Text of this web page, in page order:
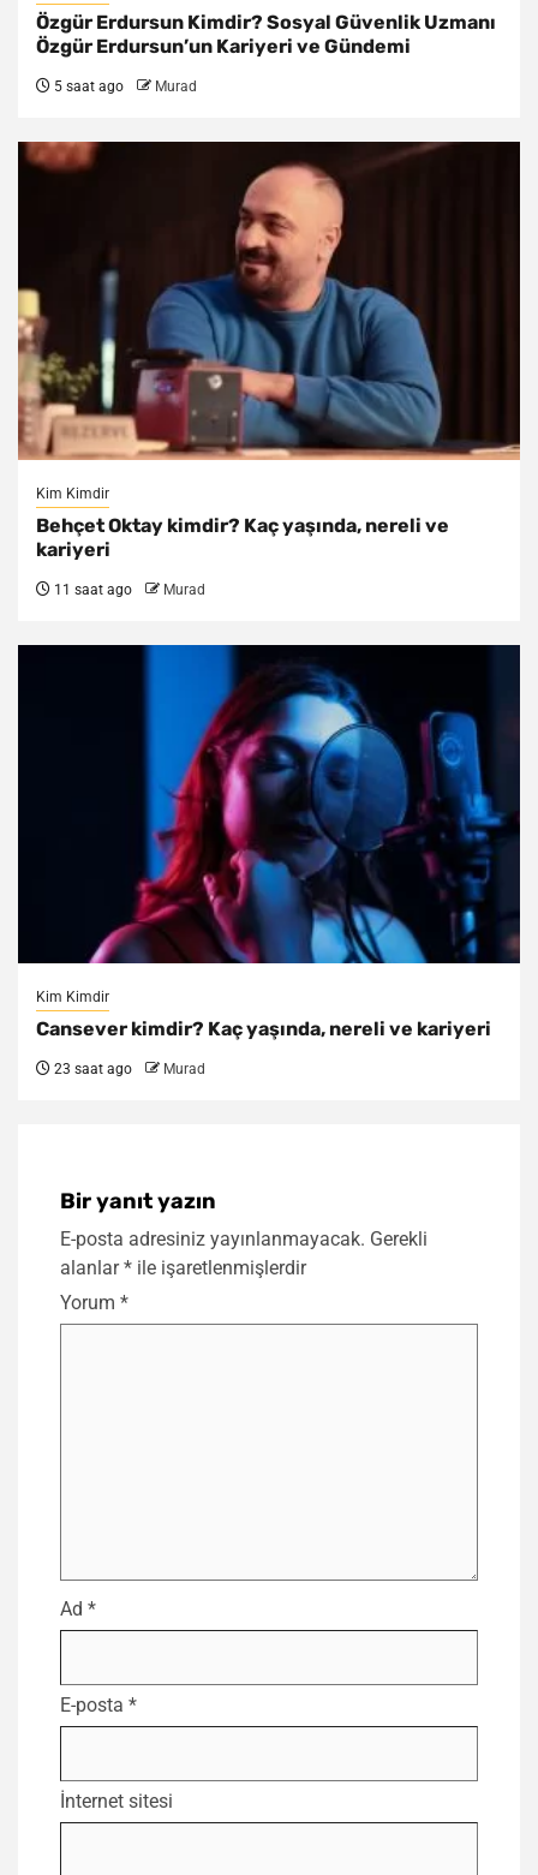
Özgür Erdursun Kimdir? Sosyal Güvenlik Uzmanı
Özgür Erdursun’un Kariyeri ve Gündemi
5 saat ago Murad
Kim Kimdir
Behçet Oktay kimdir? Kaç yaşında, nereli ve
kariyeri
11 saat ago Murad
Kim Kimdir
Cansever kimdir? Kaç yaşında, nereli ve kariyeri
23 saat ago Murad
Bir yanıt yazın
E-posta adresiniz yayınlanmayacak. Gerekli
alanlar* ile işaretlenmişlerdir
Yorum *
Ad *
E-posta *
İnternet sitesi